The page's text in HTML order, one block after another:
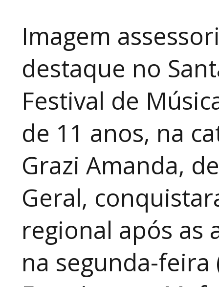
Imagem
destaque no
Festival de
de 11 anos, na
Grazi Amanda,
Geral,
regional após as
na segunda-feira